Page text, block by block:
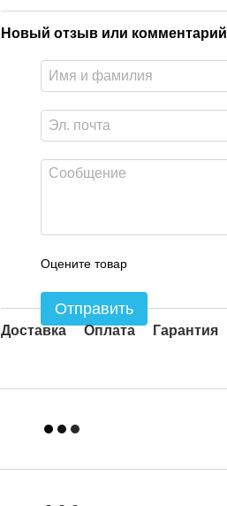
Новый отзыв или комментарий
Оцените товар
Отправить
Доставка Оплата Гарантия